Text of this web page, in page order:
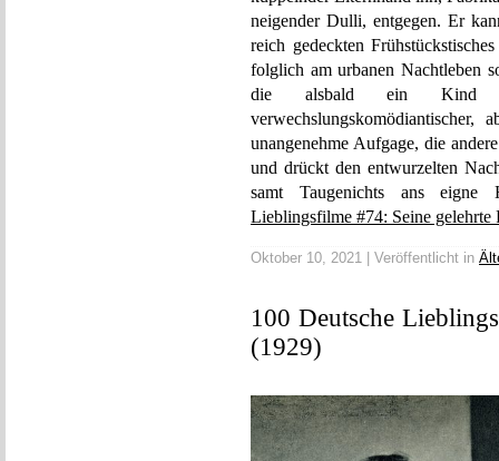
neigender Dulli, entgegen. Er
reich gedeckten
folglich am urbanen Nachtleben
die alsbald ein Kind
unangenehme Aufgage, die
und drückt den entwurzelten
samt Taugenichts ans
Lieblingsfilme #74: Seine gelehrte
Oktober 10, 2021 | Veröffentlicht in
100 Deutsche
(1929)